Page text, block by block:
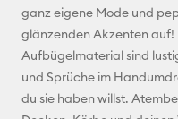
ganz eigene Mode und
glänzenden Akzenten
Aufbügelmaterial sind
und Sprüche im
du sie haben willst.